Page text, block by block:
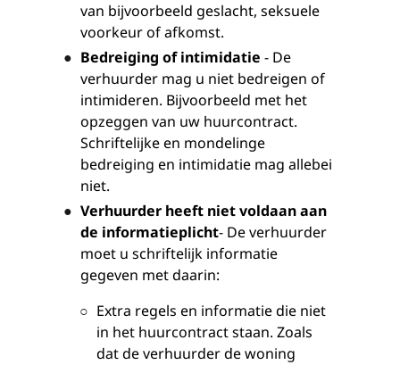
van bijvoorbeeld geslacht, seksuele
voorkeur of afkomst.
Bedreiging of intimidatie - De
verhuurder mag u niet bedreigen of
intimideren. Bijvoorbeeld met het
opzeggen van uw huurcontract.
Schriftelijke en mondelinge
bedreiging en intimidatie mag allebei
niet.
Verhuurder heeft niet voldaan aan
de informatieplicht- De verhuurder
moet u schriftelijk informatie
gegeven met daarin:
Extra regels en informatie die niet
in het huurcontract staan. Zoals
dat de verhuurder de woning